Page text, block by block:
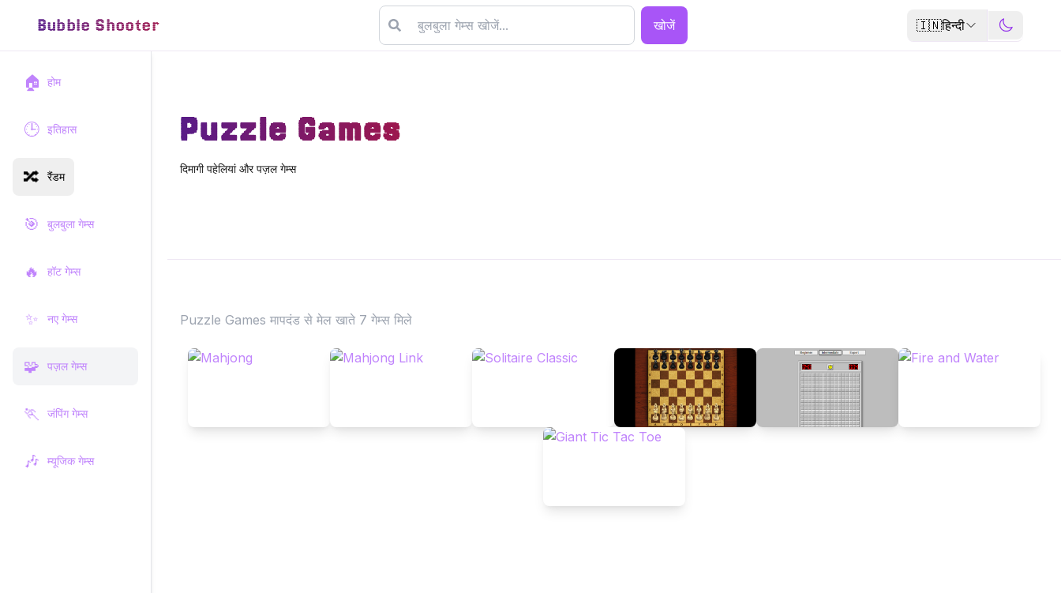
Bubble Shooter खोजें 🇮🇳हिन्दी
🏠 होम
🕒 इतिहास
🔀 रैंडम
🎯 बुलबुला गेम्स
🔥 हॉट गेम्स
✨ नए गेम्स
🧩 पज़ल गेम्स
🏃 जंपिंग गेम्स
🎶 म्यूजिक गेम्स
Puzzle Games
दिमागी पहेलियां और पज़ल गेम्स
Puzzle Games मापदंड से मेल खाते 7 गेम्स मिले